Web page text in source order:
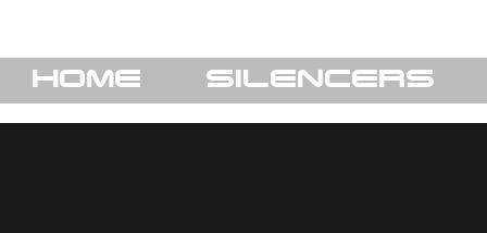
HOME SILENCERS